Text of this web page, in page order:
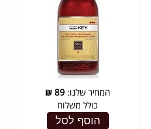
המחיר שלנו: 89
₪
כולל משלוח
הוסף לסל